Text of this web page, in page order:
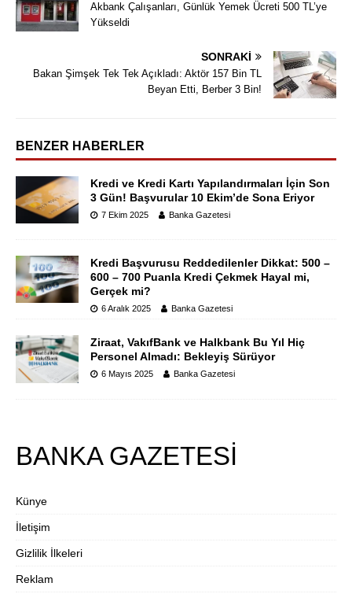
Akbank Çalışanları, Günlük Yemek Ücreti 500 TL’ye
Yükseldi
SONRAKI
Bakan Şimşek Tek Tek Açıkladı: Aktör 157 Bin TL
Beyan Etti, Berber 3 Bin!
BENZER HABERLER
Kredi ve Kredi Kartı Yapılandırmaları İçin Son
3 Gün! Başvurular 10 Ekim’de Sona Eriyor
7 Ekim 2025 Banka Gazetesi
Kredi Başvurusu Reddedilenler Dikkat: 500 –
600 – 700 Puanla Kredi Çekmek Hayal mi,
Gerçek mi?
6 Aralık 2025 Banka Gazetesi
Ziraat, VakıfBank ve Halkbank Bu Yıl Hiç
Personel Almadı: Bekleyiş Sürüyor
6 Mayıs 2025 Banka Gazetesi
BANKA GAZETESİ
Künye
İletişim
Gizlilik İlkeleri
Reklam